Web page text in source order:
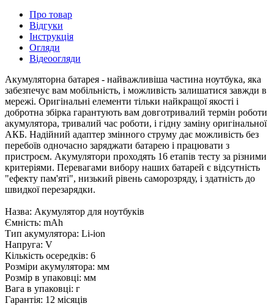
Про товар
Відгуки
Інструкція
Огляди
Відеоогляди
Акумуляторна батарея - найважливіша частина ноутбука, яка
забезпечує вам мобільність, і можливість залишатися завжди в
мережі. Оригінальні елементи тільки найкращої якості і
добротна збірка гарантують вам довготривалий термін роботи
акумулятора, тривалий час роботи, і гідну заміну оригінальної
АКБ. Надійний адаптер змінного струму дає можливість без
перебоїв одночасно заряджати батарею і працювати з
пристроєм. Акумулятори проходять 16 етапів тесту за різними
критеріями. Перевагами вибору наших батарей є відсутність
"ефекту пам'яті", низький рівень саморозряду, і здатність до
швидкої перезарядки.
Назва: Акумулятор для ноутбуків
Ємність: mAh
Тип акумулятора: Li-ion
Напруга: V
Кількість осередків: 6
Розміри акумулятора: мм
Розмір в упаковці: мм
Вага в упаковці: г
Гарантія: 12 місяців